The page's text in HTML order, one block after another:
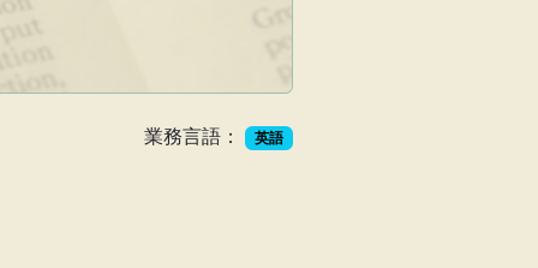
業務言語： 英語